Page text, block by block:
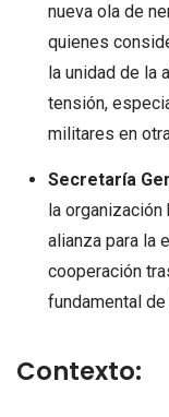
nueva ola de
quienes
la unidad de la
tensión,
militares en
Secretaría
la organización
alianza para la
cooperación
fundamental
Contexto: